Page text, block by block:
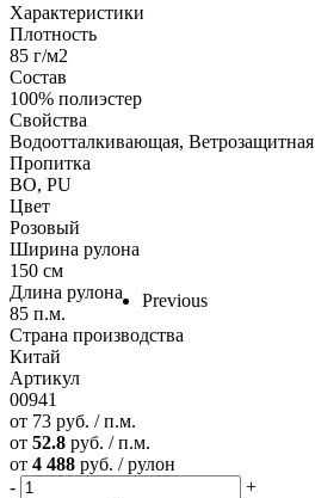
Previous
Характеристики
Плотность
85 г/м2
Состав
100% полиэстер
Свойства
Водоотталкивающая, Ветрозащитная
Пропитка
ВО, PU
Цвет
Розовый
Ширина рулона
150 см
Длина рулона
85 п.м.
Страна производства
Китай
Артикул
00941
от 73 руб. / п.м.
от 52.8 руб. / п.м.
от 4 488 руб. / рулон
-
+